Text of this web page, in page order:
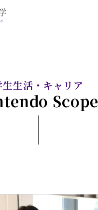
生生活・キャリア
Scope